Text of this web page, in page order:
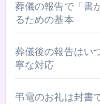
葬儀の報告で「書
るための基本
葬儀後の報告はい
寧な対応
弔電のお礼は封書